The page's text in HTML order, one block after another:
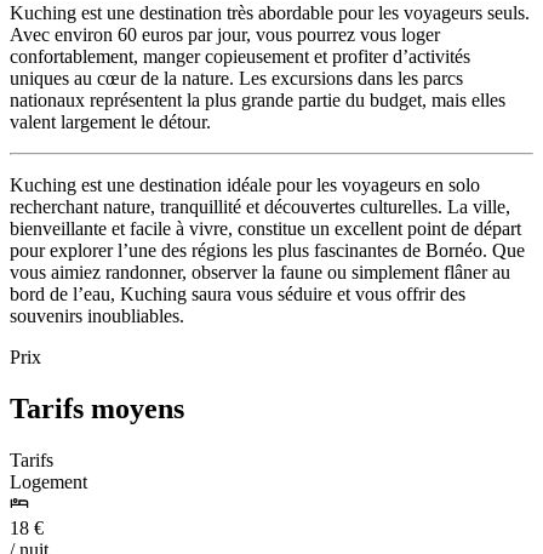
Kuching est une destination très abordable pour les voyageurs seuls.
Avec environ 60 euros par jour, vous pourrez vous loger
confortablement, manger copieusement et profiter d’activités
uniques au cœur de la nature. Les excursions dans les parcs
nationaux représentent la plus grande partie du budget, mais elles
valent largement le détour.
Kuching est une destination idéale pour les voyageurs en solo
recherchant nature, tranquillité et découvertes culturelles. La ville,
bienveillante et facile à vivre, constitue un excellent point de départ
pour explorer l’une des régions les plus fascinantes de Bornéo. Que
vous aimiez randonner, observer la faune ou simplement flâner au
bord de l’eau, Kuching saura vous séduire et vous offrir des
souvenirs inoubliables.
Prix
Tarifs moyens
Tarifs
Logement
18 €
/ nuit